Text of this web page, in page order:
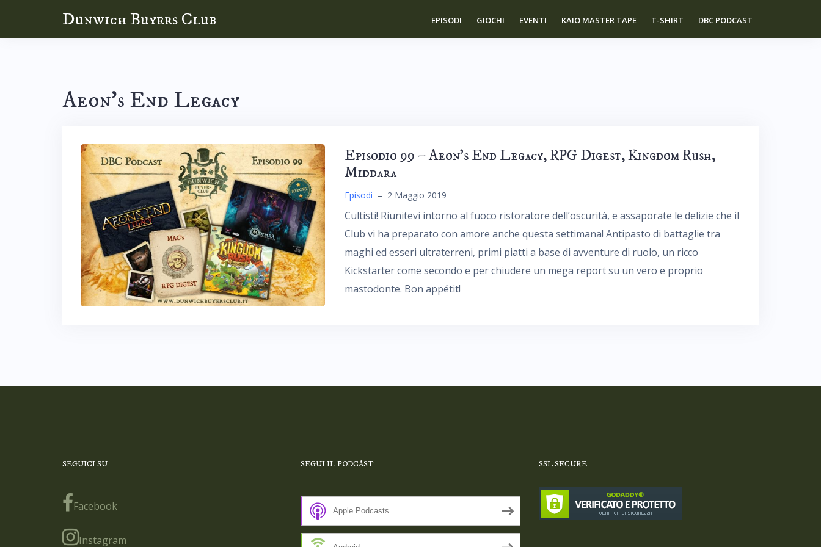
Dunwich Buyers Club EPISODI GIOCHI EVENTI KAIO MASTER TAPE T-SHIRT DBC PODCAST
Aeon’s End Legacy
Episodio 99 – Aeon’s End Legacy, RPG Digest, Kingdom Rush,
Middara
Episodi – 2 Maggio 2019
Cultisti! Riunitevi intorno al fuoco ristoratore dell’oscurità, e assaporate le delizie che il
Club vi ha preparato con amore anche questa settimana! Antipasto di battaglie tra
maghi ed esseri ultraterreni, primi piatti a base di avventure di ruolo, un ricco
Kickstarter come secondo e per chiudere un mega report su un vero e proprio
mastodonte. Bon appétit!
SEGUICI SU
Facebook
Instagram
SEGUI IL PODCAST
Apple Podcasts
SSL SECURE